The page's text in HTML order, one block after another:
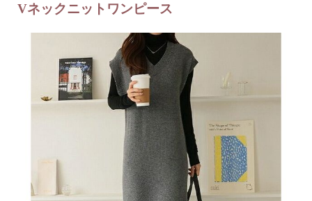
Vネックニットワンピース